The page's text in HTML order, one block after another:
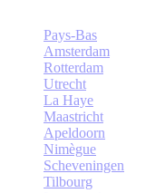
Pays-Bas
Amsterdam
Rotterdam
Utrecht
La Haye
Maastricht
Apeldoorn
Nimègue
Scheveningen
Tilbourg